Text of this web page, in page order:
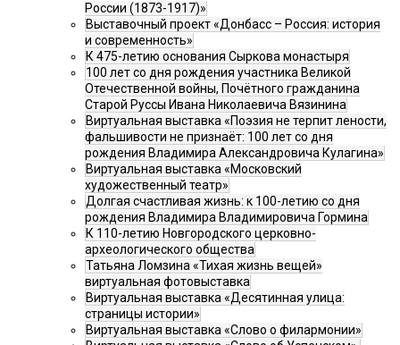
России (1873-1917)»
Выставочный проект «Донбасс – Россия: история
и современность»
К 475-летию основания Сыркова монастыря
100 лет со дня рождения участника Великой
Отечественной войны, Почётного гражданина
Старой Руссы Ивана Николаевича Вязинина
Виртуальная выставка «Поэзия не терпит лености,
фальшивости не признаёт: 100 лет со дня
рождения Владимира Александровича Кулагина»
Виртуальная выставка «Московский
художественный театр»
Долгая счастливая жизнь: к 100-летию со дня
рождения Владимира Владимировича Гормина
К 110-летию Новгородского церковно-
археологического общества
Татьяна Ломзина «Тихая жизнь вещей»
виртуальная фотовыставка
Виртуальная выставка «Десятинная улица:
страницы истории»
Виртуальная выставка «Слово о филармонии»